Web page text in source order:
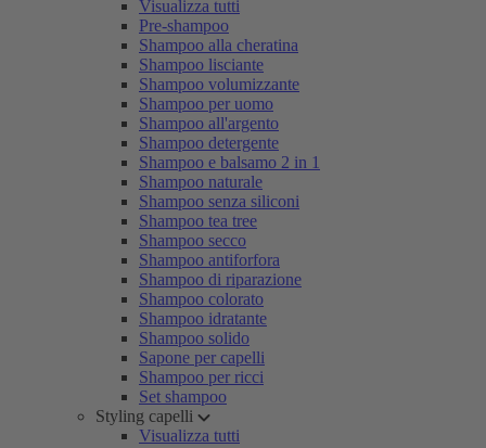
Visualizza tutti
Pre-shampoo
Shampoo alla cheratina
Shampoo lisciante
Shampoo volumizzante
Shampoo per uomo
Shampoo all'argento
Shampoo detergente
Shampoo e balsamo 2 in 1
Shampoo naturale
Shampoo senza siliconi
Shampoo tea tree
Shampoo secco
Shampoo antiforfora
Shampoo di riparazione
Shampoo colorato
Shampoo idratante
Shampoo solido
Sapone per capelli
Shampoo per ricci
Set shampoo
Styling capelli
Visualizza tutti